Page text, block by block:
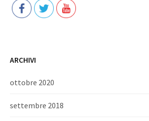
ARCHIVI
ottobre 2020
settembre 2018